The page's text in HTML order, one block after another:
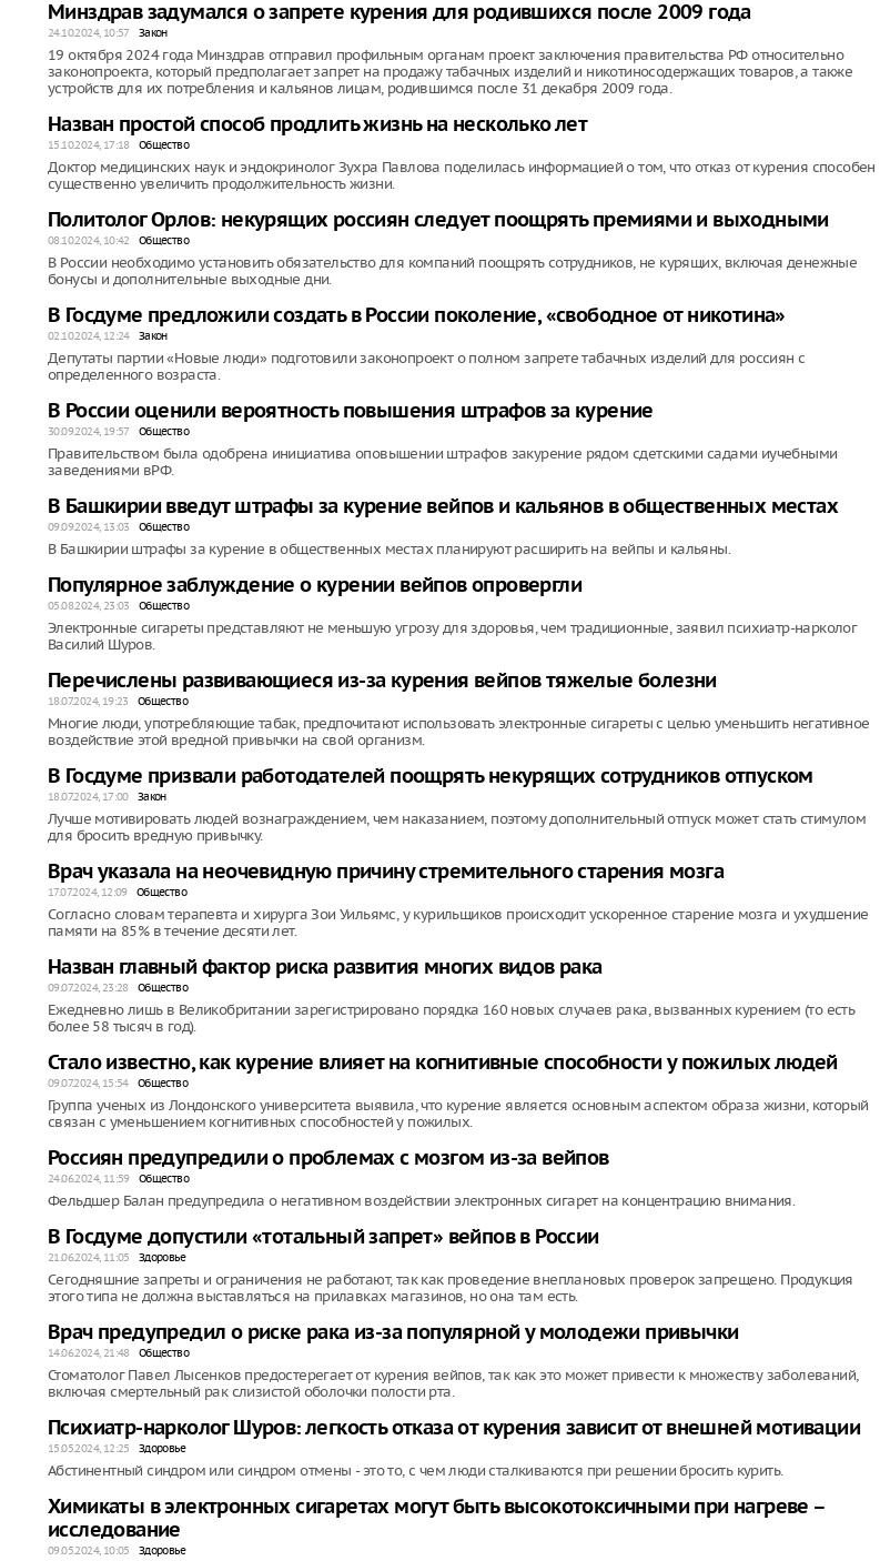
Минздрав задумался о запрете курения для родившихся после 2009 года
24.10.2024, 10:57 Закон
19 октября 2024 года Минздрав отправил профильным органам проект заключения правительства РФ относительно
законопроекта, который предполагает запрет на продажу табачных изделий и никотиносодержащих товаров, а также
устройств для их потребления и кальянов лицам, родившимся после 31 декабря 2009 года.
Назван простой способ продлить жизнь на несколько лет
15.10.2024, 17:18 Общество
Доктор медицинских наук и эндокринолог Зухра Павлова поделилась информацией о том, что отказ от курения способен
существенно увеличить продолжительность жизни.
Политолог Орлов: некурящих россиян следует поощрять премиями и выходными
08.10.2024, 10:42 Общество
В России необходимо установить обязательство для компаний поощрять сотрудников, не курящих, включая денежные
бонусы и дополнительные выходные дни.
В Госдуме предложили создать в России поколение, «свободное от никотина»
02.10.2024, 12:24 Закон
Депутаты партии «Новые люди» подготовили законопроект о полном запрете табачных изделий для россиян с
определенного возраста.
В России оценили вероятность повышения штрафов за курение
30.09.2024, 19:57 Общество
Правительством была одобрена инициатива оповышении штрафов закурение рядом сдетскими садами иучебными
заведениями вРФ.
В Башкирии введут штрафы за курение вейпов и кальянов в общественных местах
09.09.2024, 13:03 Общество
В Башкирии штрафы за курение в общественных местах планируют расширить на вейпы и кальяны.
Популярное заблуждение о курении вейпов опровергли
05.08.2024, 23:03 Общество
Электронные сигареты представляют не меньшую угрозу для здоровья, чем традиционные, заявил психиатр-нарколог
Василий Шуров.
Перечислены развивающиеся из-за курения вейпов тяжелые болезни
18.07.2024, 19:23 Общество
Многие люди, употребляющие табак, предпочитают использовать электронные сигареты с целью уменьшить негативное
воздействие этой вредной привычки на свой организм.
В Госдуме призвали работодателей поощрять некурящих сотрудников отпуском
18.07.2024, 17:00 Закон
Лучше мотивировать людей вознаграждением, чем наказанием, поэтому дополнительный отпуск может стать стимулом
для бросить вредную привычку.
Врач указала на неочевидную причину стремительного старения мозга
17.07.2024, 12:09 Общество
Согласно словам терапевта и хирурга Зои Уильямс, у курильщиков происходит ускоренное старение мозга и ухудшение
памяти на 85% в течение десяти лет.
Назван главный фактор риска развития многих видов рака
09.07.2024, 23:28 Общество
Ежедневно лишь в Великобритании зарегистрировано порядка 160 новых случаев рака, вызванных курением (то есть
более 58 тысяч в год).
Стало известно, как курение влияет на когнитивные способности у пожилых людей
09.07.2024, 15:54 Общество
Группа ученых из Лондонского университета выявила, что курение является основным аспектом образа жизни, который
связан с уменьшением когнитивных способностей у пожилых.
Россиян предупредили о проблемах с мозгом из-за вейпов
24.06.2024, 11:59 Общество
Фельдшер Балан предупредила о негативном воздействии электронных сигарет на концентрацию внимания.
В Госдуме допустили «тотальный запрет» вейпов в России
21.06.2024, 11:05 Здоровье
Сегодняшние запреты и ограничения не работают, так как проведение внеплановых проверок запрещено. Продукция
этого типа не должна выставляться на прилавках магазинов, но она там есть.
Врач предупредил о риске рака из-за популярной у молодежи привычки
14.06.2024, 21:48 Общество
Стоматолог Павел Лысенков предостерегает от курения вейпов, так как это может привести к множеству заболеваний,
включая смертельный рак слизистой оболочки полости рта.
Психиатр-нарколог Шуров: легкость отказа от курения зависит от внешней мотивации
15.05.2024, 12:25 Здоровье
Абстинентный синдром или синдром отмены - это то, с чем люди сталкиваются при решении бросить курить.
Химикаты в электронных сигаретах могут быть высокотоксичными при нагреве –
исследование
09.05.2024, 10:05 Здоровье